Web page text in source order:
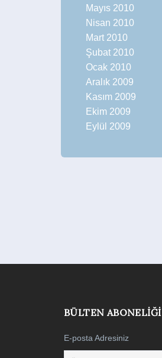
Mayıs 2010
Nisan 2010
Mart 2010
Şubat 2010
Ocak 2010
Aralık 2009
Kasım 2009
Ekim 2009
Eylül 2009
BÜLTEN ABONELIĞI
E-posta Adresiniz